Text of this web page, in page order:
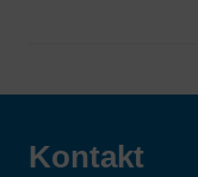
Kontakt